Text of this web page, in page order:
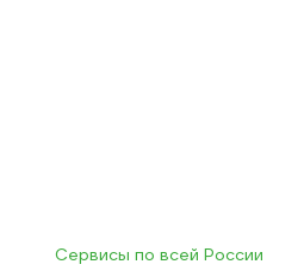
Сервисы по всей России